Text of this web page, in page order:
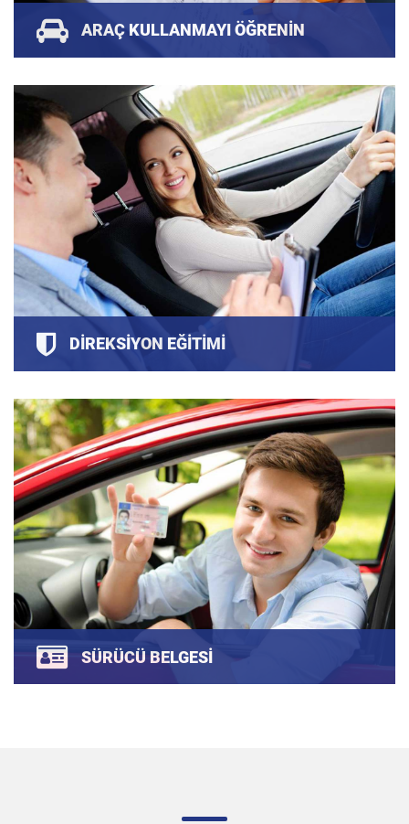
ARAÇ KULLANMAYI ÖĞRENIN
Araç kullanmak sizin için bir zorunluluksa ve
direksiyon dersi alma ihtiyacı duyuyorsanız o zaman
doğru adrestesiniz.
DIREKSIYON EĞITIMI
Bay ve Bayan Öğretmenler le, son model Araçlarımızla
(Cüneyt Ekmen Sürücü Kursun da) otomobiller ile akıcı
trafikte direksiyon eğitimi.
SÜRÜCÜ BELGESI